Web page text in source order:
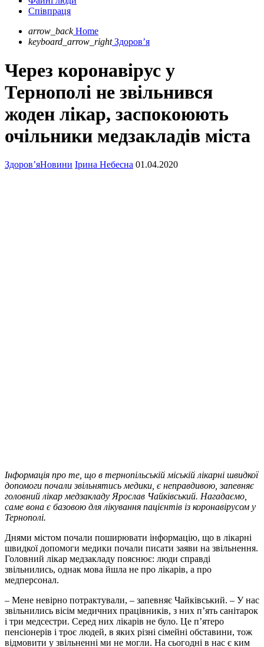
Співпраця
arrow_back Home
keyboard_arrow_right Здоров’я
Через коронавірус у
Тернополі не звільнився
жоден лікар, заспокоюють
очільники медзакладів міста
Здоров’яНовини Ірина Небесна 01.04.2020
Інформація про те, що в тернопільській міській лікарні швидкої
допомоги почали звільнятись медики, є неправдивою, запевняє
головний лікар медзакладу Ярослав Чайківський. Нагадаємо,
саме вона є базовою для лікування пацієнтів із коронавірусом у
Тернополі.
Днями містом почали поширювати інформацію, що в лікарні
швидкої допомоги медики почали писати заяви на звільнення.
Головний лікар медзакладу пояснює: люди справді
звільнились, однак мова йшла не про лікарів, а про
медперсонал.
– Мене невірно потрактували, – запевняє Чайківський. – У нас
звільнились вісім медичних працівників, з них п’ять санітарок
і три медсестри. Серед них лікарів не було. Це п’ятеро
пенсіонерів і троє людей, в яких різні сімейні обставини, тож
відмовити у звільненні ми не могли. На сьогодні в нас є ким